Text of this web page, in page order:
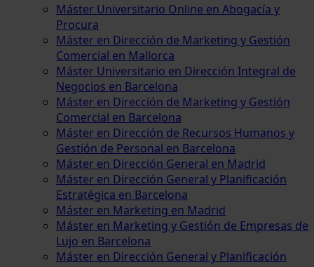
Máster Universitario Online en Abogacía y
Procura
Máster en Dirección de Marketing y Gestión
Comercial en Mallorca
Máster Universitario en Dirección Integral de
Negocios en Barcelona
Máster en Dirección de Marketing y Gestión
Comercial en Barcelona
Máster en Dirección de Recursos Humanos y
Gestión de Personal en Barcelona
Máster en Dirección General en Madrid
Máster en Dirección General y Planificación
Estratégica en Barcelona
Máster en Marketing en Madrid
Máster en Marketing y Gestión de Empresas de
Lujo en Barcelona
Máster en Dirección General y Planificación